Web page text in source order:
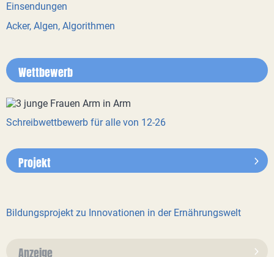
Einsendungen
Acker, Algen, Algorithmen
Wettbewerb
Schreibwettbewerb für alle von 12-26
Projekt
Bildungsprojekt zu Innovationen in der Ernährungswelt
Anzeige